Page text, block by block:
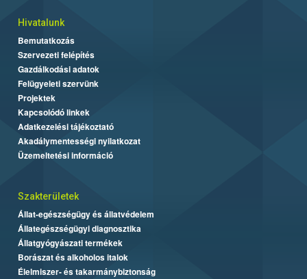
Hivatalunk
Bemutatkozás
Szervezeti felépítés
Gazdálkodási adatok
Felügyeleti szervünk
Projektek
Kapcsolódó linkek
Adatkezelési tájékoztató
Akadálymentességi nyilatkozat
Üzemeltetési információ
Szakterületek
Állat-egészségügy és állatvédelem
Állategészségügyi diagnosztika
Állatgyógyászati termékek
Borászat és alkoholos italok
Élelmiszer- és takarmánybiztonság